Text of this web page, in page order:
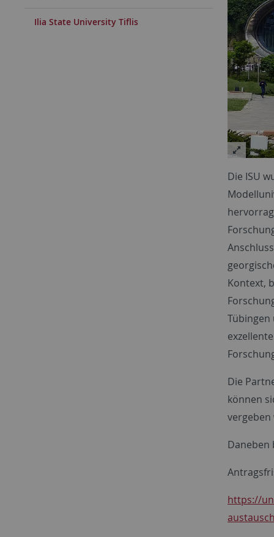
Ilia State University Tiflis
Die ISU
Kontext,
Tübingen
Die
können
vergeben
Daneben
https://